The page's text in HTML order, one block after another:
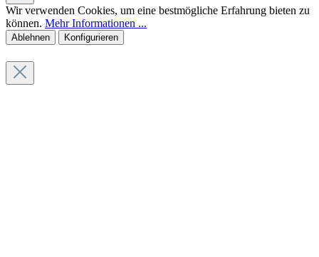
Wir verwenden Cookies, um eine bestmögliche Erfahrung bieten zu
können. Mehr Informationen ...
Ablehnen Konfigurieren